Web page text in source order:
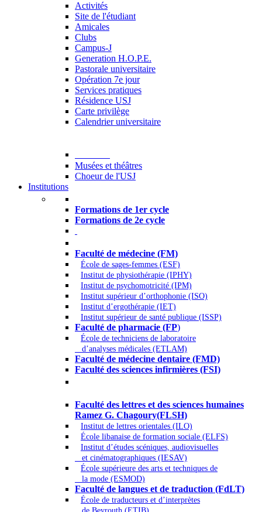
Activités
Site de l'étudiant
Amicales
Clubs
Campus-J
Generation H.O.P.E.
Pastorale universitaire
Opération 7e jour
Services pratiques
Résidence USJ
Carte privilège
Calendrier universitaire
Musées et théâtres
Choeur de l'USJ
Institutions
Formations de 1er cycle
Formations de 2e cycle
Faculté de médecine (FM)
École de sages-femmes (ESF)
Institut de physiothérapie (IPHY)
Institut de psychomotricité (IPM)
Institut supérieur d’orthophonie (ISO)
Institut d’ergothérapie (IET)
Institut supérieur de santé publique (ISSP)
Faculté de pharmacie (FP)
École de techniciens de laboratoire
d’analyses médicales (ETLAM)
Faculté de médecine dentaire (FMD)
Faculté des sciences infirmières (FSI)
Faculté des lettres et des sciences humaines
Ramez G. Chagoury(FLSH)
Institut de lettres orientales (ILO)
École libanaise de formation sociale (ELFS)
Institut d’études scéniques, audiovisuelles
et cinématographiques (IESAV)
École supérieure des arts et techniques de
la mode (ESMOD)
Faculté de langues et de traduction (FdLT)
École de traducteurs et d’interprètes